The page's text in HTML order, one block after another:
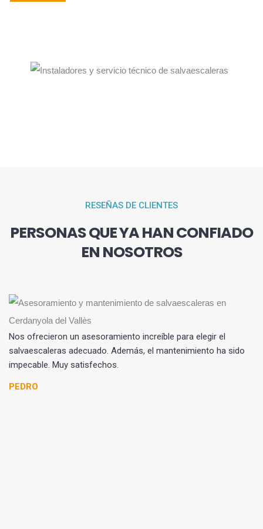
RESEÑAS DE CLIENTES
PERSONAS QUE YA HAN CONFIADO
EN NOSOTROS
Nos ofrecieron un asesoramiento increíble para elegir el
salvaescaleras adecuado. Además, el mantenimiento ha sido
impecable. Muy satisfechos.
PEDRO